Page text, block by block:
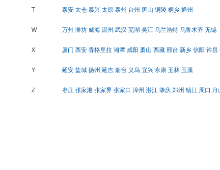
T 泰安 太仓 泰兴 太原 泰州 台州 唐山 铜陵 桐乡 通州
W 万州 潍坊 威海 温州 武汉 芜湖 吴江 乌兰浩特 乌鲁木齐 无锡
X 厦门 西安 香格里拉 湘潭 咸阳 萧山 西藏 邢台 新乡 信阳 许昌
Y 延安 盐城 扬州 延吉 烟台 义乌 宜兴 永康 玉林 玉溪
Z 枣庄 张家港 张家界 张家口 漳州 湛江 肇庆 郑州 镇江 周口 舟